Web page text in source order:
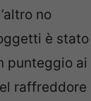
no
è
punteggio ai
raffreddore